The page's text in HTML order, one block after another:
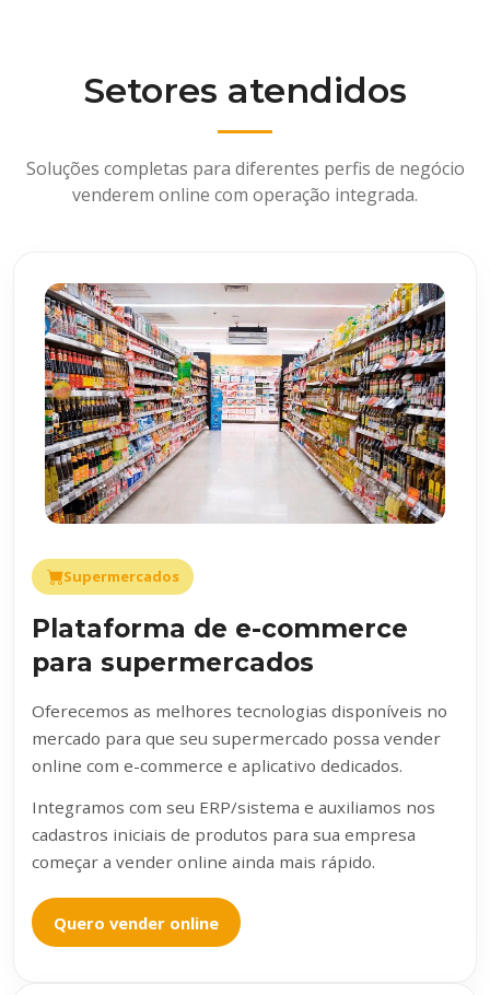
Setores atendidos
Soluções completas para diferentes perfis de negócio
venderem online com operação integrada.
Supermercados
Plataforma de e-commerce
para supermercados
Oferecemos as melhores tecnologias disponíveis no
mercado para que seu supermercado possa vender
online com e-commerce e aplicativo dedicados.
Integramos com seu ERP/sistema e auxiliamos nos
cadastros iniciais de produtos para sua empresa
começar a vender online ainda mais rápido.
Quero vender online